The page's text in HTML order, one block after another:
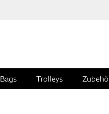
Bags Trolleys